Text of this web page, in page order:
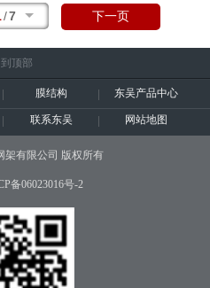
/7 下一页
到顶部
膜结构 东吴产品中心
联系东吴 网站地图
架有限公司 版权所有
备06023016号-2